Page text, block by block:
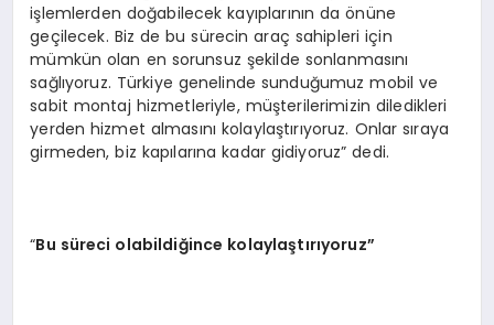
işlemlerden doğabilecek kayıplarının da önüne
geçilecek. Biz de bu sürecin araç sahipleri için
mümkün olan en sorunsuz şekilde sonlanmasını
sağlıyoruz. Türkiye genelinde sunduğumuz mobil ve
sabit montaj hizmetleriyle, müşterilerimizin diledikleri
yerden hizmet almasını kolaylaştırıyoruz. Onlar sıraya
girmeden, biz kapılarına kadar gidiyoruz” dedi.
“Bu süreci olabildiğince kolaylaştırıyoruz”